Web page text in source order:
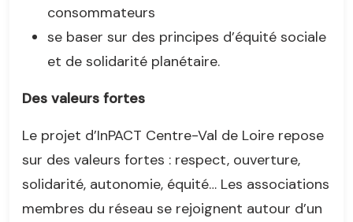
consommateurs
se baser sur des principes d’équité sociale
et de solidarité planétaire.
Des valeurs fortes
Le projet d’InPACT Centre-Val de Loire repose
sur des valeurs fortes : respect, ouverture,
solidarité, autonomie, équité… Les associations
membres du réseau se rejoignent autour d’un